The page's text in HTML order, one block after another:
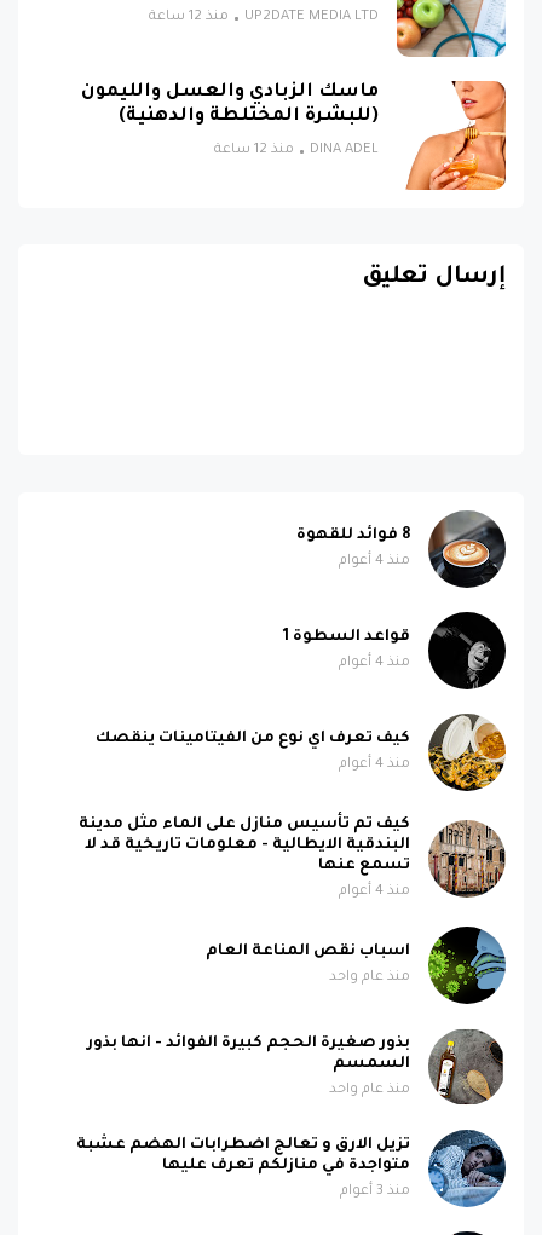
UP2DATE MEDIA LTD منذ 12 ساعة
ماسك الزبادي والعسل والليمون
(للبشرة المختلطة والدهنية)
DINA ADEL منذ 12 ساعة
إرسال تعليق
8 فوائد للقهوة
منذ 4 أعوام
قواعد السطوة 1
منذ 4 أعوام
كيف تعرف اي نوع من الفيتامينات ينقصك
منذ 4 أعوام
كيف تم تأسيس منازل على الماء مثل مدينة
البندقية الايطالية - معلومات تاريخية قد لا
تسمع عنها
منذ 4 أعوام
اسباب نقص المناعة العام
منذ عام واحد
بذور صغيرة الحجم كبيرة الفوائد - انها بذور
السمسم
منذ عام واحد
تزيل الارق و تعالج اضطرابات الهضم عشبة
متواجدة في منازلكم تعرف عليها
منذ 3 أعوام